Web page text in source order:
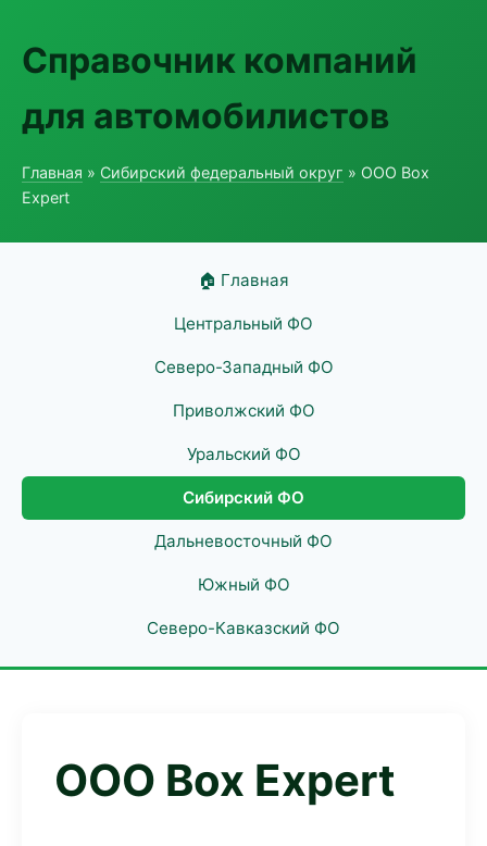
Справочник компаний
для автомобилистов
Главная » Сибирский федеральный округ » ООО Box
Expert
🏠 Главная
Центральный ФО
Северо-Западный ФО
Приволжский ФО
Уральский ФО
Сибирский ФО
Дальневосточный ФО
Южный ФО
Северо-Кавказский ФО
ООО Box Expert